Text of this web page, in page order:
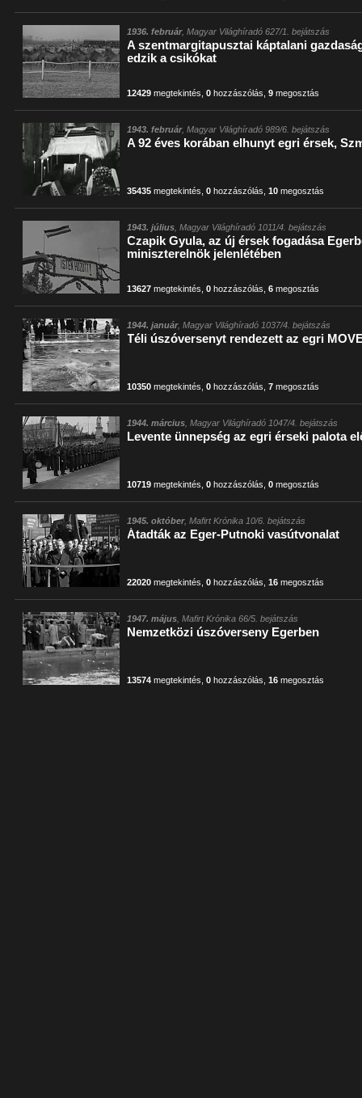
1936. február, Magyar Világhíradó 627/1. bejátszás
A szentmargitapusztai káptalani
edzik a csikókat
12429 megtekintés ,0 hozzászólás ,9 megosztás
1943. február, Magyar Világhíradó 989/6. bejátszás
A 92 éves korában elhunyt egri érsek,
35435 megtekintés ,0 hozzászólás ,10 megosztás
1943. július , Magyar Világhíradó 1011/4. bejátszás
Czapik Gyula, az új érsek fogadása
miniszterelnök jelenlétében
13627 megtekintés ,0 hozzászólás ,6 megosztás
1944. január, Magyar Világhíradó 1037/4. bejátszás
Téli úszóversenyt rendezett az egri
10350 megtekintés ,0 hozzászólás ,7 megosztás
1944. március , Magyar Világhíradó 1047/4. bejátszás
Levente ünnepség az egri érseki palota
10719 megtekintés ,0 hozzászólás ,0 megosztás
1945. október, Mafirt Krónika 10/6. bejátszás
Átadták az Eger-Putnoki vasútvonalat
22020 megtekintés ,0 hozzászólás ,16 megosztás
1947. május , Mafirt Krónika 66/5. bejátszás
Nemzetközi úszóverseny Egerben
13574 megtekintés ,0 hozzászólás ,16 megosztás